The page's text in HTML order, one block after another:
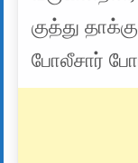
குத்து
போலீசார்